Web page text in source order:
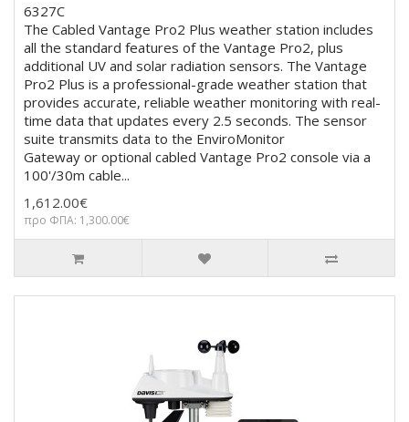
6327C
The Cabled Vantage Pro2 Plus weather station includes
all the standard features of the Vantage Pro2, plus
additional UV and solar radiation sensors. The Vantage
Pro2 Plus is a professional-grade weather station that
provides accurate, reliable weather monitoring with real-
time data that updates every 2.5 seconds. The sensor
suite transmits data to the EnviroMonitor
Gateway or optional cabled Vantage Pro2 console via a
100'/30m cable...
1,612.00€
προ ΦΠΑ: 1,300.00€